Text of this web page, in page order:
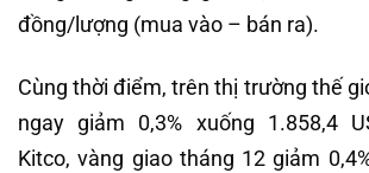
đồng/lượng (mua vào – bán ra).
Cùng thời điểm, trên thị trường thế
ngay giảm 0,3% xuống 1.858,4
Kitco, vàng giao tháng 12 giảm